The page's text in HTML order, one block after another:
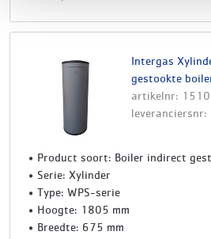
Intergas
gestookte
artikelnr:
Product soort: Boiler indirect
Serie: Xylinder
Type: WPS-serie
Hoogte: 1805 mm
Breedte: 675 mm